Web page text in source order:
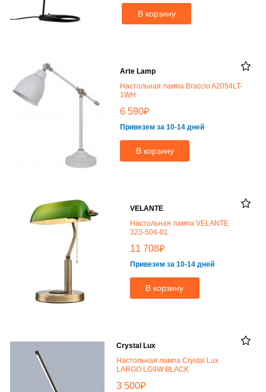
В корзину
Arte Lamp
Настольная лампа Braccio A2054LT-
1WH
6 590₽
Привезем за 10-14 дней
В корзину
VELANTE
Настольная лампа VELANTE
323-504-01
11 708₽
Привезем за 10-14 дней
В корзину
Crystal Lux
Настольная лампа Crystal Lux
LARGO LG9W BLACK
3 500₽